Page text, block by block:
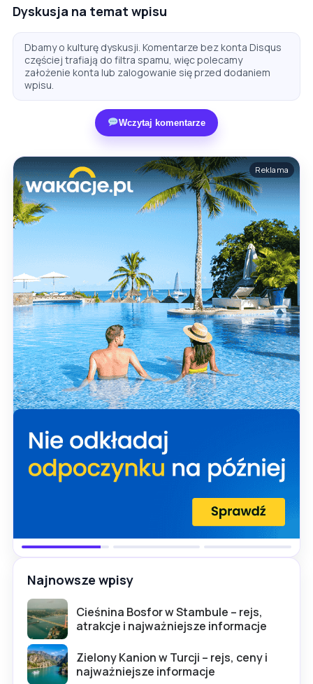
Dyskusja na temat wpisu
Dbamy o kulturę dyskusji. Komentarze bez konta Disqus
częściej trafiają do filtra spamu, więc polecamy
założenie konta lub zalogowanie się przed dodaniem
wpisu.
Wczytaj komentarze
Reklama
Najnowsze wpisy
Cieśnina Bosfor w Stambule – rejs,
atrakcje i najważniejsze informacje
Zielony Kanion w Turcji – rejs, ceny i
najważniejsze informacje